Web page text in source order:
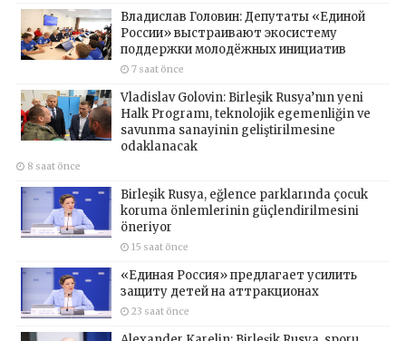
Владислав Головин: Депутаты «Единой
России» выстраивают экосистему
поддержки молодёжных инициатив
7 saat önce
Vladislav Golovin: Birleşik Rusya’nın yeni
Halk Programı, teknolojik egemenliğin ve
savunma sanayinin geliştirilmesine
odaklanacak
8 saat önce
Birleşik Rusya, eğlence parklarında çocuk
koruma önlemlerinin güçlendirilmesini
öneriyor
15 saat önce
«Единая Россия» предлагает усилить
защиту детей на аттракционах
23 saat önce